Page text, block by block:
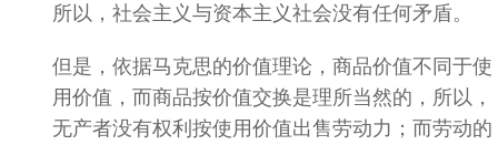
所以，社会主义与资本主义社会没有任何矛盾。
但是，依据马克思的价值理论，商品价值不同于使
用价值，而商品按价值交换是理所当然的，所以，
无产者没有权利按使用价值出售劳动力；而劳动的